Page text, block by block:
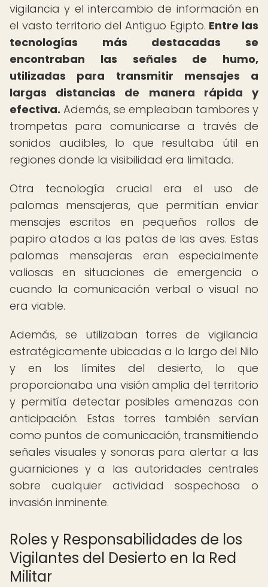
vigilancia y el intercambio de información en
el vasto territorio del Antiguo Egipto. Entre las
tecnologías más destacadas se
encontraban las señales de humo,
utilizadas para transmitir mensajes a
largas distancias de manera rápida y
efectiva. Además, se empleaban tambores y
trompetas para comunicarse a través de
sonidos audibles, lo que resultaba útil en
regiones donde la visibilidad era limitada.
Otra tecnología crucial era el uso de
palomas mensajeras, que permitían enviar
mensajes escritos en pequeños rollos de
papiro atados a las patas de las aves. Estas
palomas mensajeras eran especialmente
valiosas en situaciones de emergencia o
cuando la comunicación verbal o visual no
era viable.
Además, se utilizaban torres de vigilancia
estratégicamente ubicadas a lo largo del Nilo
y en los límites del desierto, lo que
proporcionaba una visión amplia del territorio
y permitía detectar posibles amenazas con
anticipación. Estas torres también servían
como puntos de comunicación, transmitiendo
señales visuales y sonoras para alertar a las
guarniciones y a las autoridades centrales
sobre cualquier actividad sospechosa o
invasión inminente.
Roles y Responsabilidades de los
Vigilantes del Desierto en la Red
Militar